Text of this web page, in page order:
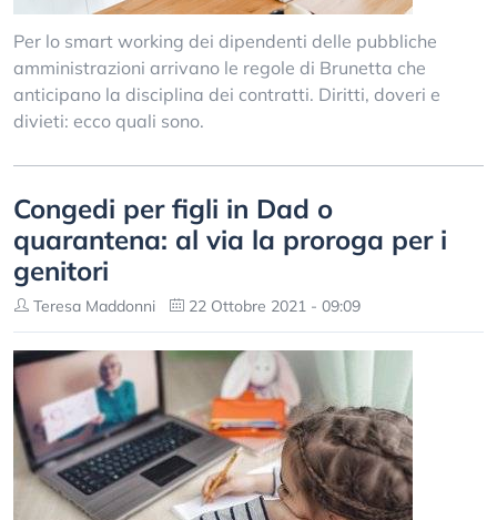
Per lo smart working dei dipendenti delle pubbliche
amministrazioni arrivano le regole di Brunetta che
anticipano la disciplina dei contratti. Diritti, doveri e
divieti: ecco quali sono.
Congedi per figli in Dad o
quarantena: al via la proroga per i
genitori
Teresa Maddonni 22 Ottobre 2021 - 09:09